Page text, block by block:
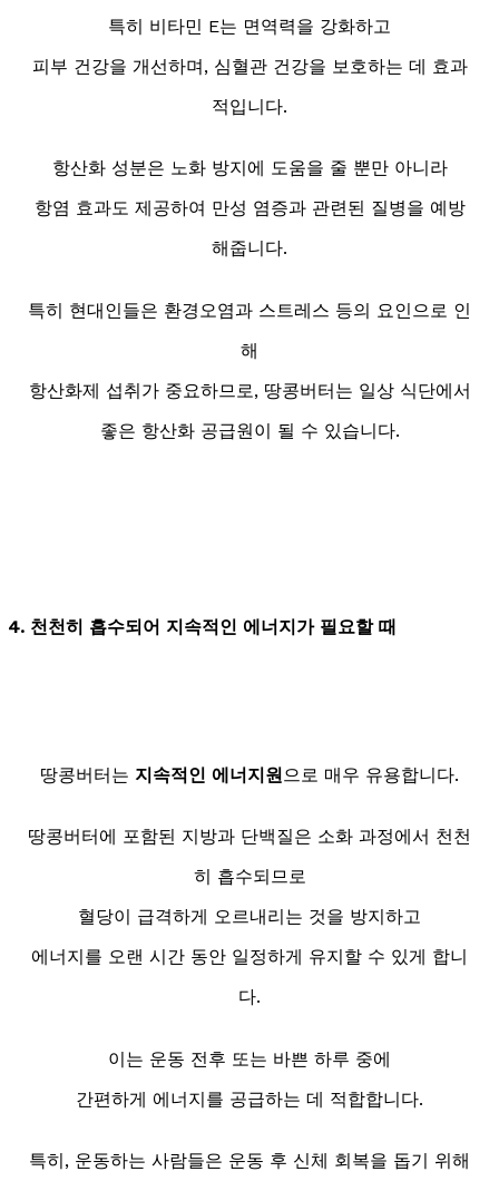
특히 비타민 E는 면역력을 강화하고
피부 건강을 개선하며, 심혈관 건강을 보호하는 데 효과
적입니다.
항산화 성분은 노화 방지에 도움을 줄 뿐만 아니라
항염 효과도 제공하여 만성 염증과 관련된 질병을 예방
해줍니다.
특히 현대인들은 환경오염과 스트레스 등의 요인으로 인
해
항산화제 섭취가 중요하므로, 땅콩버터는 일상 식단에서
좋은 항산화 공급원이 될 수 있습니다.
4. 천천히 흡수되어 지속적인 에너지가 필요할 때
땅콩버터는 지속적인 에너지원으로 매우 유용합니다.
땅콩버터에 포함된 지방과 단백질은 소화 과정에서 천천
히 흡수되므로
혈당이 급격하게 오르내리는 것을 방지하고
에너지를 오랜 시간 동안 일정하게 유지할 수 있게 합니
다.
이는 운동 전후 또는 바쁜 하루 중에
간편하게 에너지를 공급하는 데 적합합니다.
특히, 운동하는 사람들은 운동 후 신체 회복을 돕기 위해